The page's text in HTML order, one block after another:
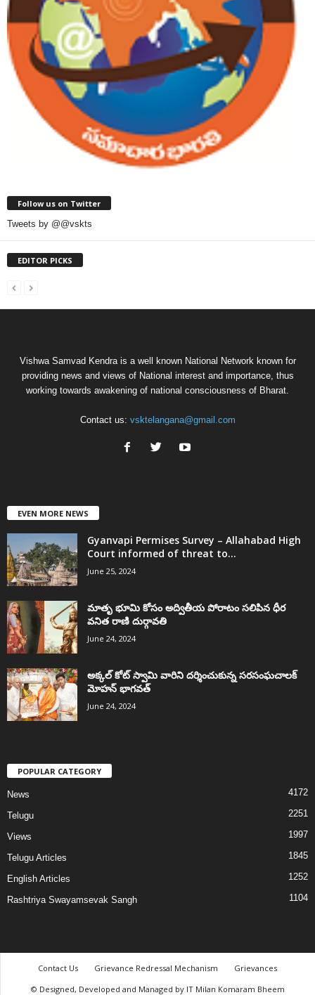
Follow us on Twitter
Tweets by @@vskts
EDITOR PICKS
Vishwa Samvad Kendra is a well known National Network known for
providing news and views of National interest and importance, thus
working towards awakening of national consciousness of Bharat.
Contact us: vsktelangana@gmail.com
EVEN MORE NEWS
Gyanvapi Permises Survey – Allahabad High
Court informed of threat to...
June 25, 2024
మాతృ భూమి కోసం అద్వితీయ పోరాటం సలిపిన ధీర
వనిత రాణి దుర్గావతి
June 24, 2024
అక్కల్‌ కోట్‌ స్వామి వారిని దర్శించుకున్న సరసంఘచాలక్
మోహన్ భాగవత్
June 24, 2024
POPULAR CATEGORY
News 4172
Telugu 2251
Views 1997
Telugu Articles 1845
English Articles 1252
Rashtriya Swayamsevak Sangh 1104
Contact Us Grievance Redressal Mechanism
Grievances
© Designed, Developed and Managed by IT Milan Komaram Bheem